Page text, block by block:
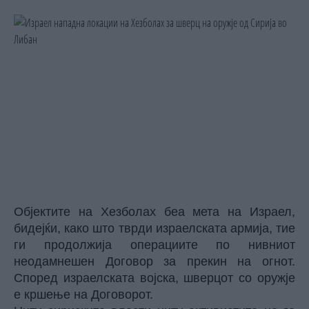
Објектите на Хезболах беа мета на Израел,
бидејќи, како што тврди израелската армија, тие
ги продолжија операциите по нивниот
неодамнешен Договор за прекин на огнот.
Според израелската војска, шверцот со оружје
е кршење на Договорот.